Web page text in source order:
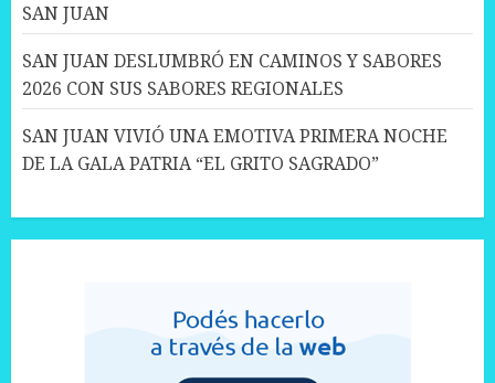
SAN JUAN
SAN JUAN DESLUMBRÓ EN CAMINOS Y SABORES
2026 CON SUS SABORES REGIONALES
SAN JUAN VIVIÓ UNA EMOTIVA PRIMERA NOCHE
DE LA GALA PATRIA “EL GRITO SAGRADO”